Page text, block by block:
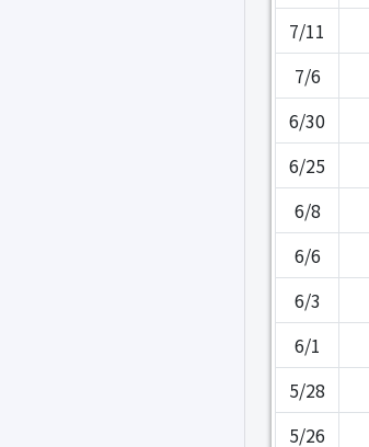
7/11
7/6
6/30
6/25
6/8
6/6
6/3
6/1
5/28
5/26